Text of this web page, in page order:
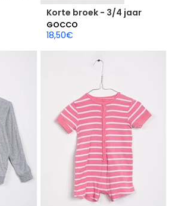
Korte broek - 3/4 jaar
GOCCO
18,50€